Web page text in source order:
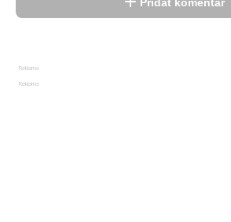
Reklama
Reklama